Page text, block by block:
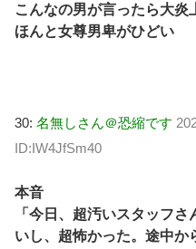
こんなの男が言ったら大炎
ほんと女尊男卑がひどい
30: 名無しさん＠恐縮です
ID:IW4JfSm40
本音
「今日、超汚いスタッフ
いし、超怖かった。途中か